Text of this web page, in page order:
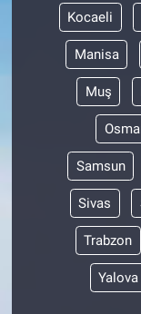
Kocaeli
Manisa
Muş
Samsun
Sivas
Trabzon
Yalova